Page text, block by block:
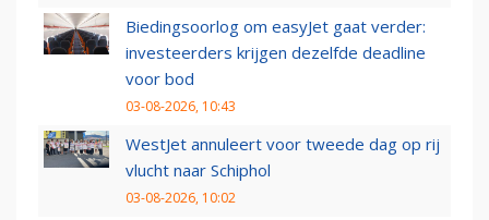
Biedingsoorlog om easyJet gaat verder:
investeerders krijgen dezelfde deadline
voor bod
03-08-2026, 10:43
WestJet annuleert voor tweede dag op rij
vlucht naar Schiphol
03-08-2026, 10:02